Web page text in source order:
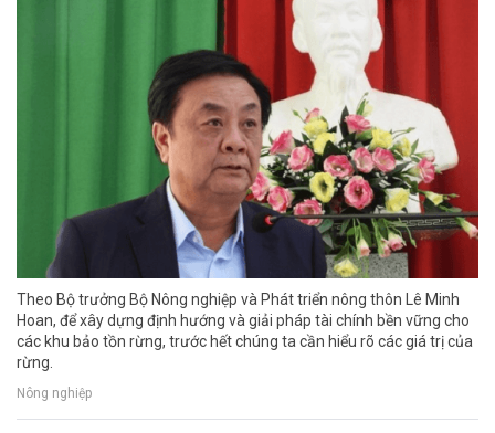
Theo Bộ trưởng Bộ Nông nghiệp và Phát triển nông thôn Lê Minh
Hoan, để xây dựng định hướng và giải pháp tài chính bền vững cho
các khu bảo tồn rừng, trước hết chúng ta cần hiểu rõ các giá trị của
rừng.
Nông nghiệp